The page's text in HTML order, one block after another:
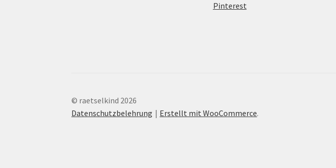
Pinterest
© raetselkind 2026
Datenschutzbelehrung
Erstellt mit WooCommerce.